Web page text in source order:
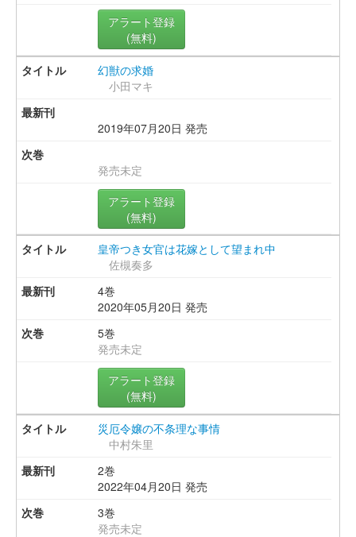
アラート登録
(無料)
幻獣の求婚
小田マキ
2019年07月20日 発売
発売未定
アラート登録
(無料)
皇帝つき女官は花嫁として望まれ中
佐槻奏多
4巻
2020年05月20日 発売
5巻
発売未定
アラート登録
(無料)
災厄令嬢の不条理な事情
中村朱里
2巻
2022年04月20日 発売
3巻
発売未定